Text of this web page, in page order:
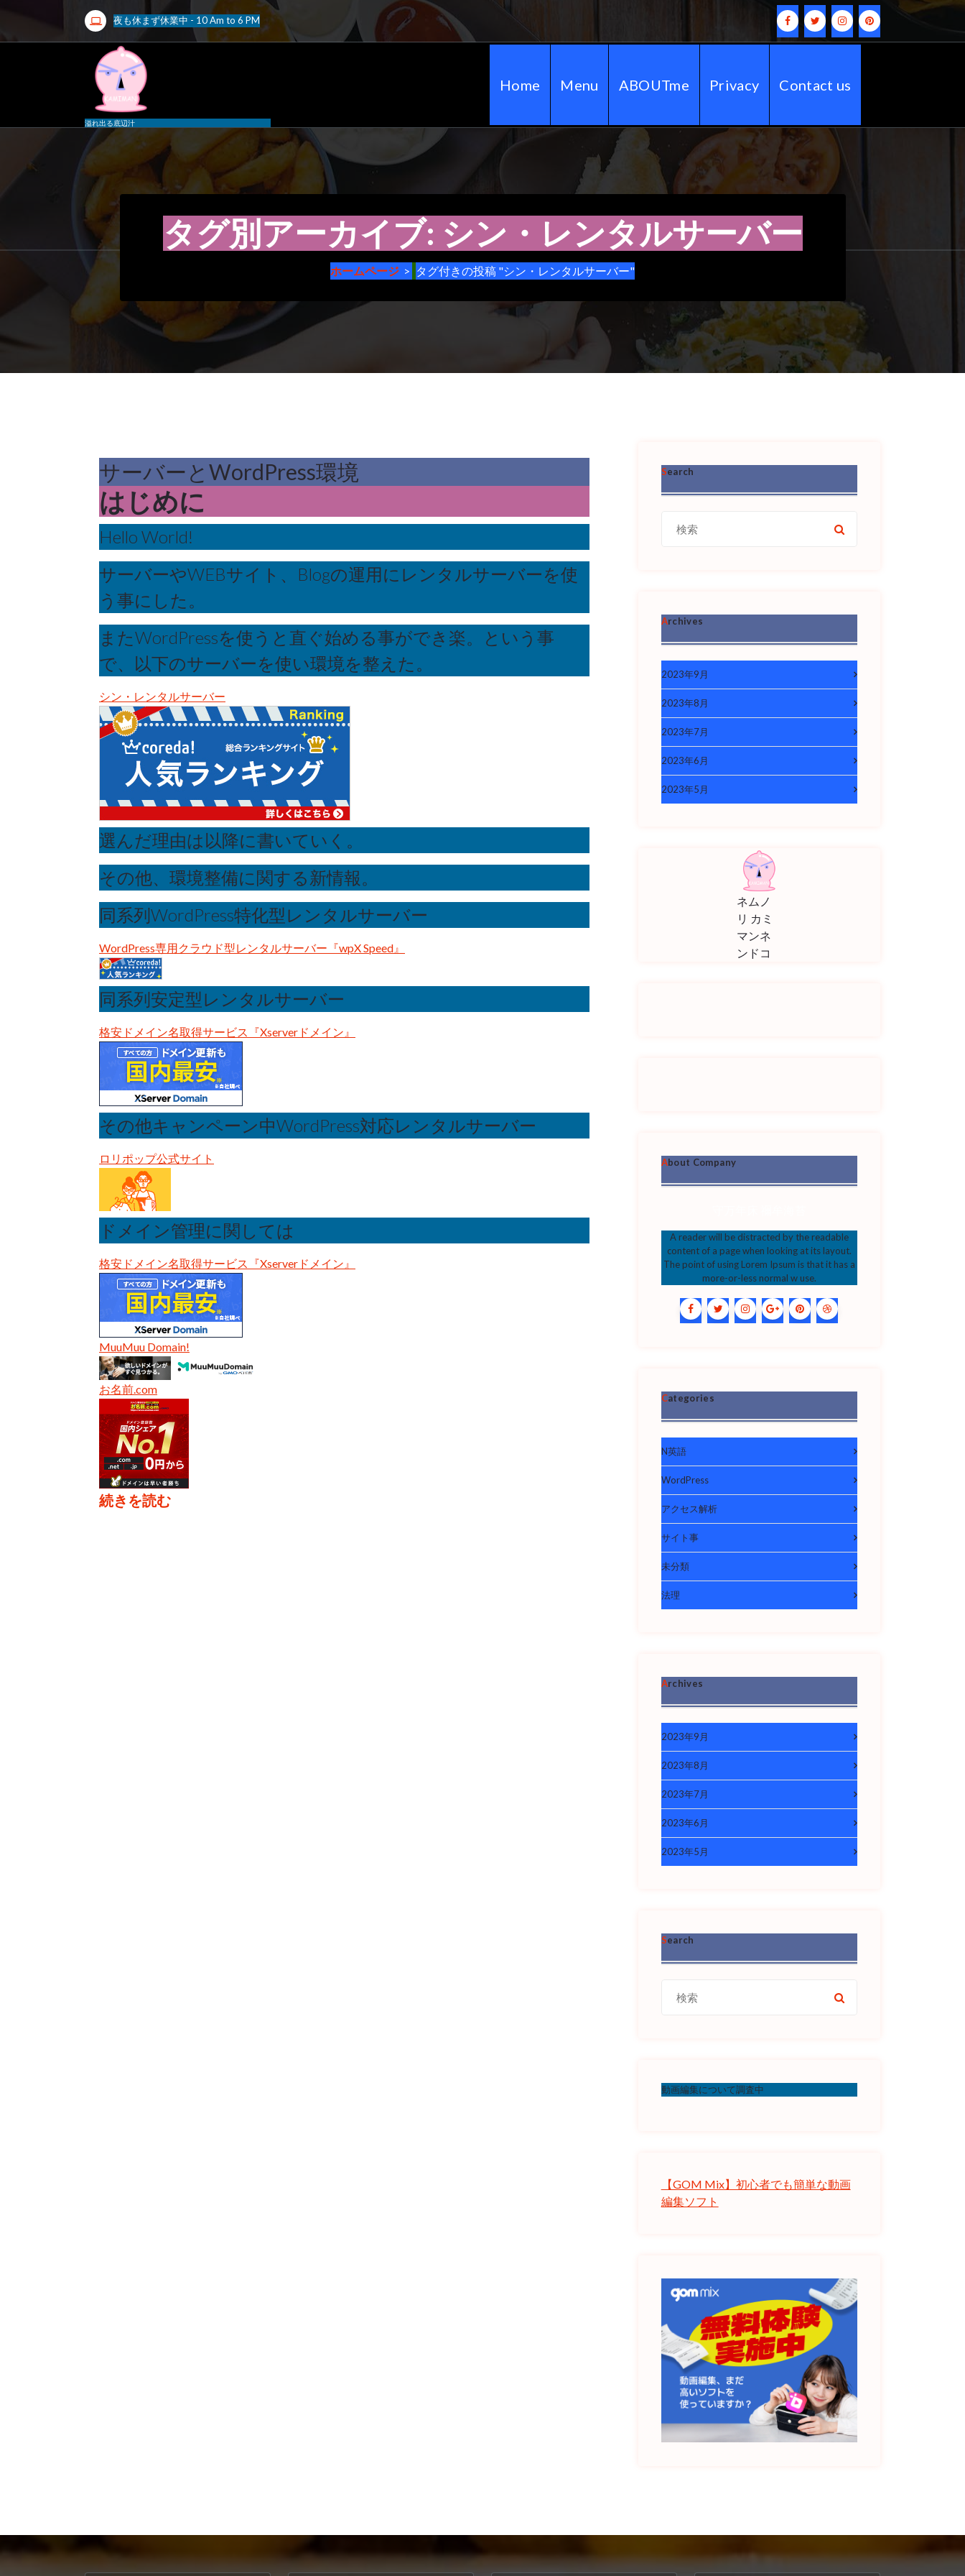
テ
キ
夜も休まず休業中 - 10 Am to 6 PM
溢れ出る底辺汁
Home Menu ABOUTme Privacy Contact us
タグ別アーカイブ: シン・レンタルサーバー
ホームページ> タグ付きの投稿 "シン・レンタルサーバー"
15
5月 2023
155
月
2023
WordPress
初
サーバーとWordPress環境
はじめに
Hello World!
サーバーやWEBサイト、Blogの運用にレンタルサーバーを使
う事にした。
またWordPressを使うと直ぐ始める事ができ楽。という事
で、以下のサーバーを使い環境を整えた。
シン・レンタルサーバー
選んだ理由は以降に書いていく。
その他、環境整備に関する新情報。
同系列WordPress特化型レンタルサーバー
WordPress専用クラウド型レンタルサーバー『wpX Speed』
同系列安定型レンタルサーバー
格安ドメイン名取得サービス『Xserverドメイン』
その他キャンペーン中WordPress対応レンタルサーバー
ロリポップ公式サイト
ドメイン管理に関しては
格安ドメイン名取得サービス『Xserverドメイン』
MuuMuu Domain!
お名前.com
続きを読む
Search
Archives
2023年9月
2023年8月
2023年7月
2023年6月
2023年5月
ネムノ
リ カミ
マンネ
ンドコ
About Company
A reader will be distracted by the readable
content of a page when looking at its layout.
The point of using Lorem Ipsum is that it has a
more-or-less normal w use.
Categories
N英語
WordPress
アクセス解析
サイト事
未分類
法理
Archives
2023年9月
2023年8月
2023年7月
2023年6月
2023年5月
Search
動画編集について調査中
【GOM Mix】初心者でも簡単な動画
編集ソフト